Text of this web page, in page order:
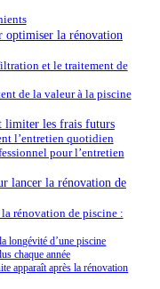
optimiser la rénovation
et le traitement de
de la valeur à la piscine
limiter les frais futurs
l’entretien quotidien
pour l’entretien
lancer la rénovation de
rénovation de piscine :
longévité d’une piscine
chaque année
apparaît après la rénovation